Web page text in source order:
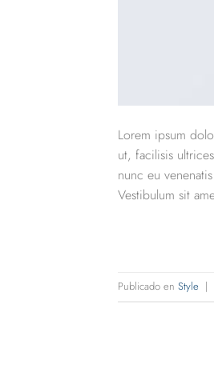
Lorem ipsum
ut, facilisis
nunc eu
Vestibulum sit
Publicado en Style |